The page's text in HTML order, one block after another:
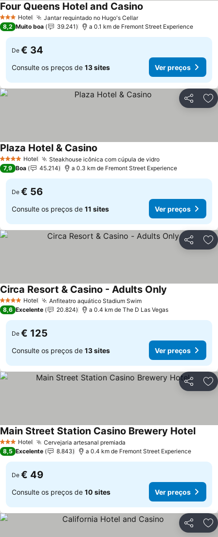
3 EstrelasHotel Jantar requintado no Hugo's Cellar
Four Queens Hotel and Casino
8,2 Muito boa 39.241 a 0.1 km de Fremont Street Experience
De € 34
Consulte os preços de 13 sites Ver preços
Partilhar
4 EstrelasHotel Steakhouse icônica com cúpula de vidro
Plaza Hotel & Casino
7,9 Boa 45.214 a 0.3 km de Fremont Street Experience
De € 56
Consulte os preços de 11 sites Ver preços
Partilhar
4 EstrelasHotel Anfiteatro aquático Stadium Swim
Circa Resort & Casino - Adults Only
8,6 Excelente 20.824 a 0.4 km de The D Las Vegas
De € 125
Consulte os preços de 13 sites Ver preços
Partilhar
3 EstrelasHotel Cervejaria artesanal premiada
Main Street Station Casino Brewery Hotel
8,5 Excelente 8.843 a 0.4 km de Fremont Street Experience
De € 49
Consulte os preços de 10 sites Ver preços
Partilhar